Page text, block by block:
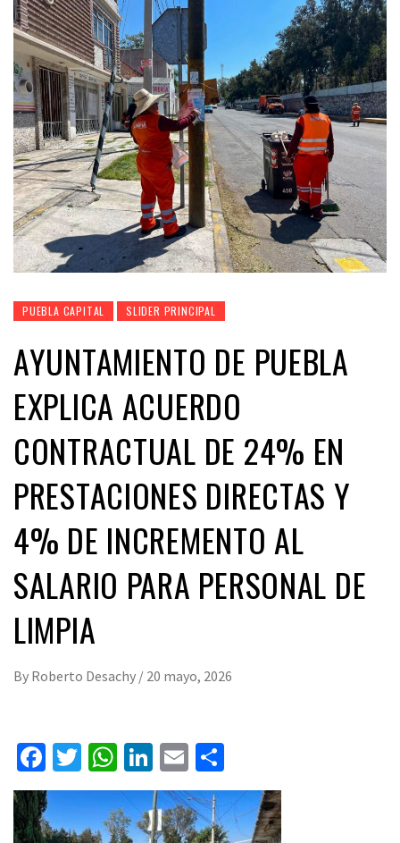
PUEBLA CAPITAL SLIDER PRINCIPAL
AYUNTAMIENTO DE PUEBLA
EXPLICA ACUERDO
CONTRACTUAL DE 24% EN
PRESTACIONES DIRECTAS Y
4% DE INCREMENTO AL
SALARIO PARA PERSONAL DE
LIMPIA
By Roberto Desachy / 20 mayo, 2026
Facebook
Twitter
WhatsApp
LinkedIn
Email